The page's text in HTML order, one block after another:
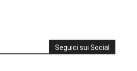
Seguici sui Social